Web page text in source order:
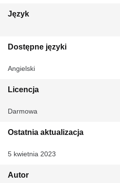
Język
Dostępne języki
Angielski
Licencja
Darmowa
Ostatnia aktualizacja
5 kwietnia 2023
Autor